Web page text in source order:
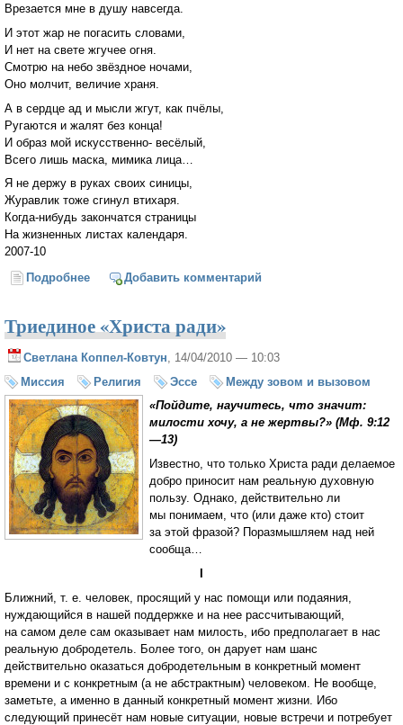
Врезается мне в душу навсегда.
И этот жар не погасить словами,
И нет на свете жгучее огня.
Смотрю на небо звёздное ночами,
Оно молчит, величие храня.
А в сердце ад и мысли жгут, как пчёлы,
Ругаются и жалят без конца!
И образ мой искусственно- весёлый,
Всего лишь маска, мимика лица…
Я не держу в руках своих синицы,
Журавлик тоже сгинул втихаря.
Когда-нибудь закончатся страницы
На жизненных листах календаря.
2007-10
Подробнее о СовестьДобавить комментарий
Триединое «Христа ради»
Светлана Коппел-Ковтун , 14/04/2010 — 10:03
Миссия
Религия Эссе
Между зовом и вызовом
«Пойдите, научитесь, что значит:
милости хочу, а не жертвы?» (Мф. 9:12
—13)
Известно, что только Христа ради делаемое
добро приносит нам реальную духовную
пользу. Однако, действительно ли
мы понимаем, что (или даже кто) стоит
за этой фразой? Поразмышляем над ней
сообща…
Ближний, т. е. человек, просящий у нас помощи или подаяния,
нуждающийся в нашей поддержке и на нее рассчитывающий,
на самом деле сам оказывает нам милость, ибо предполагает в нас
реальную добродетель. Более того, он дарует нам шанс
действительно оказаться добродетельным в конкретный момент
времени и с конкретным (а не абстрактным) человеком. Не вообще,
заметьте, а именно в данный конкретный момент жизни. Ибо
следующий принесёт нам новые ситуации, новые встречи и потребует